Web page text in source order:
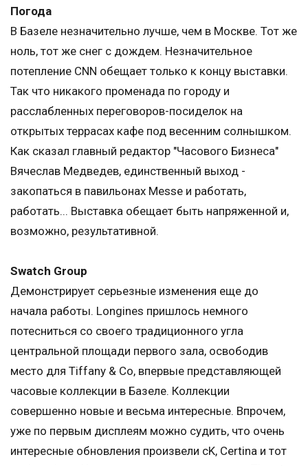
Погода
В Базеле незначительно лучше, чем в Москве. Тот же
ноль, тот же снег с дождем. Незначительное
потепление CNN обещает только к концу выставки.
Так что никакого променада по городу и
расслабленных переговоров-посиделок на
открытых террасах кафе под весенним солнышком.
Как сказал главный редактор "Часового Бизнеса"
Вячеслав Медведев, единственный выход -
закопаться в павильонах Messe и работать,
работать... Выставка обещает быть напряженной и,
возможно, результативной.
Swatch Group
Демонстрирует серьезные изменения еще до
начала работы. Longines пришлось немного
потесниться со своего традиционного угла
центральной площади первого зала, освободив
место для Tiffany & Co, впервые представляющей
часовые коллекции в Базеле. Коллекции
совершенно новые и весьма интересные. Впрочем,
уже по первым дисплеям можно судить, что очень
интересные обновления произвели cK, Certina и тот